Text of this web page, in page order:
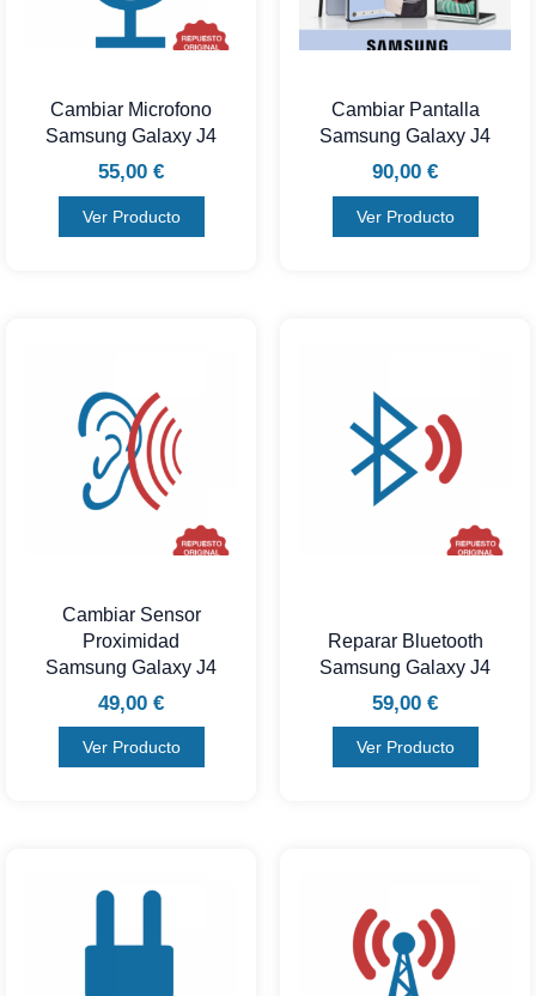
Cambiar Microfono
Samsung Galaxy J4
55,00 €
Ver Producto
Cambiar Pantalla
Samsung Galaxy J4
90,00 €
Ver Producto
Cambiar Sensor
Proximidad
Samsung Galaxy J4
49,00 €
Ver Producto
Reparar Bluetooth
Samsung Galaxy J4
59,00 €
Ver Producto